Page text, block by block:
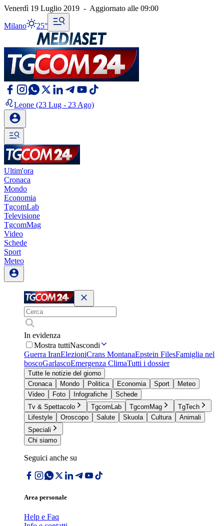
Venerdì 19 Luglio 2019 - Aggiornato alle 09:00
Milano 25°
Leone (23 Lug - 23 Ago)
Ultim'ora
Cronaca
Mondo
Economia
TgcomLab
Televisione
TgcomMag
Video
Schede
Sport
Meteo
In evidenza
Mostra tuttiNascondi
Guerra IranElezioniCrans MontanaEpstein FilesFamiglia nel
boscoGarlascoEmergenza ClimaTutti i dossier
Tutte le notizie del giorno
Cronaca
Mondo Politica Economia Sport
Meteo
Video
Foto Infografiche
Schede
Tv & Spettacolo
TgcomLab TgcomMag
TgTech
Lifestyle
Oroscopo Salute Skuola Cultura
Animali
Speciali
Chi siamo
Seguici anche su
Area personale
Help e Faq